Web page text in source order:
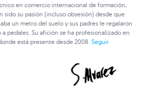
en comercio internacional de formación,
sido su pasión (incluso obsesión) desde que
un metro del suelo y sus padres le regalaron
a pedales. Su afición se ha profesionalizado en
está presente desde 2008.Seguir